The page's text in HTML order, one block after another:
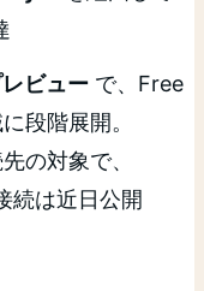
ビュー で、Free
段階展開。
の対象で、
続は近日公開